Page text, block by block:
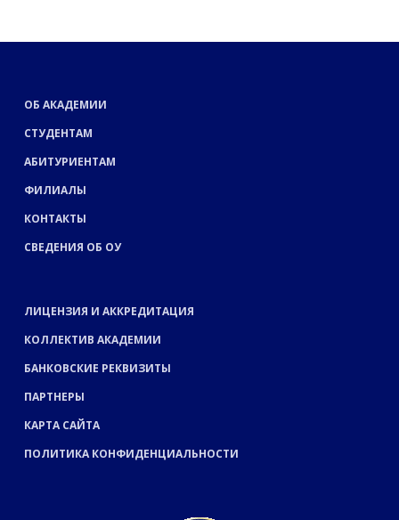
ОБ АКАДЕМИИ
СТУДЕНТАМ
АБИТУРИЕНТАМ
ФИЛИАЛЫ
КОНТАКТЫ
СВЕДЕНИЯ ОБ ОУ
ЛИЦЕНЗИЯ И АККРЕДИТАЦИЯ
КОЛЛЕКТИВ АКАДЕМИИ
БАНКОВСКИЕ РЕКВИЗИТЫ
ПАРТНЕРЫ
КАРТА САЙТА
ПОЛИТИКА КОНФИДЕНЦИАЛЬНОСТИ